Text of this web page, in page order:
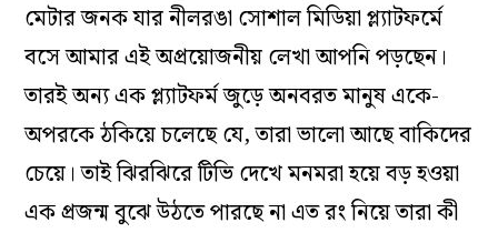
মেটার জনক যার নীলরঙা সোশাল মিডিয়া প্ল্যাটফর্মে
বসে আমার এই অপ্রয়োজনীয় লেখা আপনি পড়ছেন।
তারই অন্য এক প্ল্যাটফর্ম জুড়ে অনবরত মানুষ একে-
অপরকে ঠকিয়ে চলেছে যে, তারা ভালো আছে বাকিদের
চেয়ে। তাই ঝিরঝিরে টিভি দেখে মনমরা হয়ে বড় হওয়া
এক প্রজন্ম বুঝে উঠতে পারছে না এত রং নিয়ে তারা কী